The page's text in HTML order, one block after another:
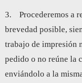
3. Procederemos a
brevedad posible,
trabajo de impresión
pedido o no reúne la
enviándolo a la